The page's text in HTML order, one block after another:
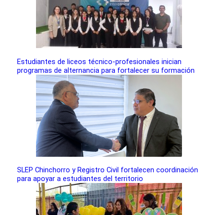
Estudiantes de liceos técnico-profesionales inician
programas de alternancia para fortalecer su formación
SLEP Chinchorro y Registro Civil fortalecen coordinación
para apoyar a estudiantes del territorio